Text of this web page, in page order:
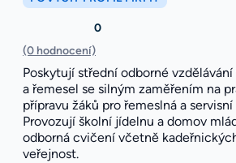
0
(0 hodnocení)
Poskytují střední odborné
a řemesel se silným zaměřením na
přípravu žáků pro řemeslná a
Provozují školní jídelnu a domov
odborná cvičení včetně
veřejnost.